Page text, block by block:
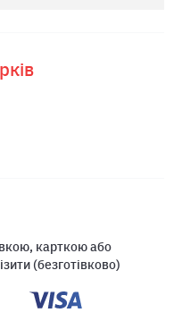
карткою або
(безготівково)